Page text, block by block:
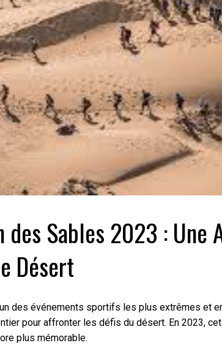
des Sables 2023 : Une
Désert
des événements sportifs les plus extrêmes et
pour affronter les défis du désert. En 2023,
plus mémorable.